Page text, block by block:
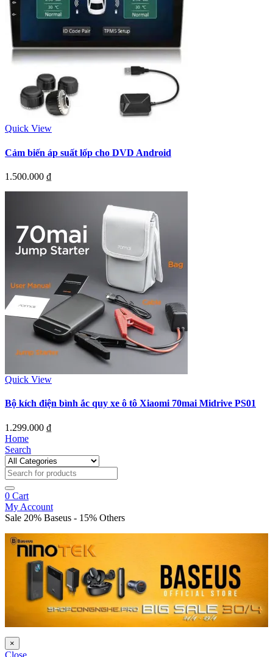
Quick View
Cảm biến áp suất lốp cho DVD Android
1.500.000 ₫
Quick View
Bộ kích điện bình ắc quy xe ô tô Xiaomi 70mai Midrive PS01
1.299.000 ₫
Home
Search
0 Cart
My Account
Sale 20% Baseus - 15% Others
×
Close